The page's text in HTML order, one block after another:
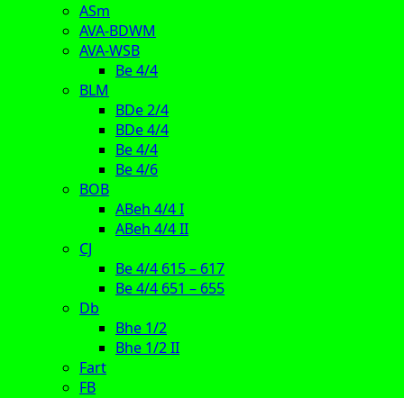
ASm
AVA-BDWM
AVA-WSB
Be 4/4
BLM
BDe 2/4
BDe 4/4
Be 4/4
Be 4/6
BOB
ABeh 4/4 I
ABeh 4/4 II
CJ
Be 4/4 615 – 617
Be 4/4 651 – 655
Db
Bhe 1/2
Bhe 1/2 II
Fart
FB